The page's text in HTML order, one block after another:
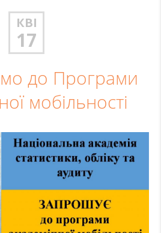
КВІ
17
до Програми
мобільності